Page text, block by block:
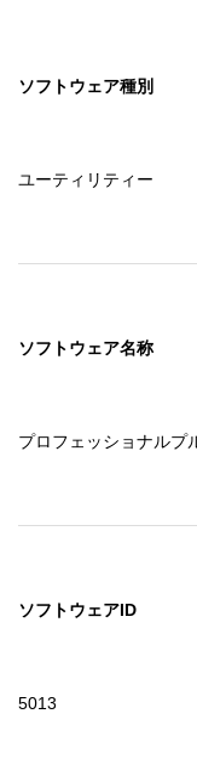
セイコーエプソン
ソフトウェア種別
ユーティリティー
ソフトウェア名称
プロフェッショナルプ
ソフトウェアID
5013